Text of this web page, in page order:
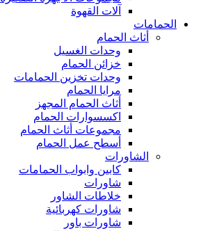
آلات القهوة
الحمامات
أثاث الحمام
وحدات الغسيل
خزائن الحمام
وحدات تخزين الحمامات
مرايا الحمام
أثاث الحمام المجهز
اكسسوارات الحمام
مجموعات أثاث الحمام
أسطح عمل الحمام
الشاورات
كابين وابواب الحمامات
شاورات
خلاطات الشاور
شاورات كهربائية
شاورات باور